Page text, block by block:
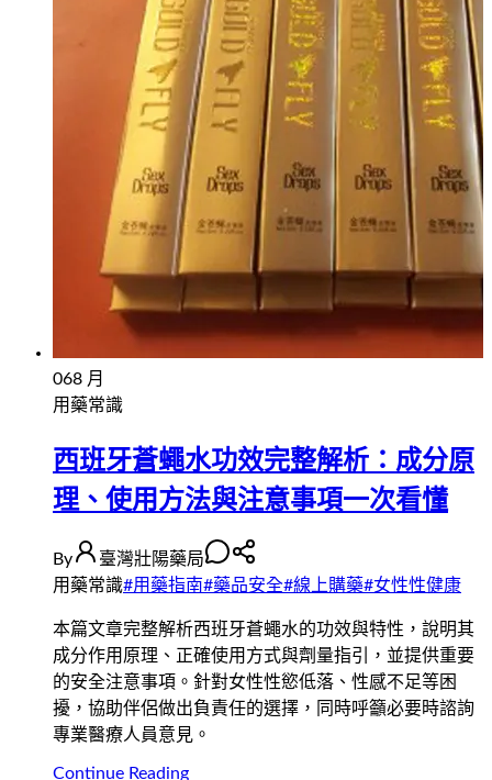
068 月
用藥常識
西班牙蒼蠅水功效完整解析：成分原
理、使用方法與注意事項一次看懂
By
臺灣壯陽藥局
用藥常識#用藥指南#藥品安全#線上購藥#女性性健康
本篇文章完整解析西班牙蒼蠅水的功效與特性，說明其
成分作用原理、正確使用方式與劑量指引，並提供重要
的安全注意事項。針對女性性慾低落、性感不足等困
擾，協助伴侶做出負責任的選擇，同時呼籲必要時諮詢
專業醫療人員意見。
Continue Reading